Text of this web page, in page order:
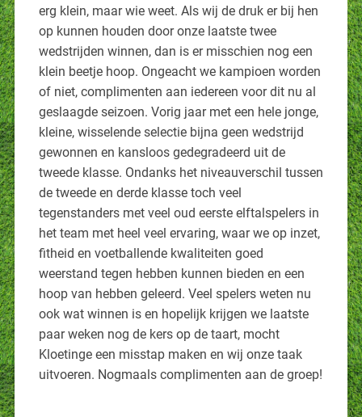
erg klein, maar wie weet. Als wij de druk er bij hen
op kunnen houden door onze laatste twee
wedstrijden winnen, dan is er misschien nog een
klein beetje hoop. Ongeacht we kampioen worden
of niet, complimenten aan iedereen voor dit nu al
geslaagde seizoen. Vorig jaar met een hele jonge,
kleine, wisselende selectie bijna geen wedstrijd
gewonnen en kansloos gedegradeerd uit de
tweede klasse. Ondanks het niveauverschil tussen
de tweede en derde klasse toch veel
tegenstanders met veel oud eerste elftalspelers in
het team met heel veel ervaring, waar we op inzet,
fitheid en voetballende kwaliteiten goed
weerstand tegen hebben kunnen bieden en een
hoop van hebben geleerd. Veel spelers weten nu
ook wat winnen is en hopelijk krijgen we laatste
paar weken nog de kers op de taart, mocht
Kloetinge een misstap maken en wij onze taak
uitvoeren. Nogmaals complimenten aan de groep!